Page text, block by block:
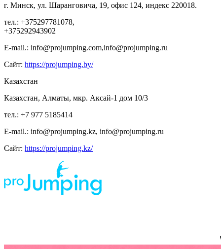
г. Минск, ул. Шаранговича, 19, офис 124, индекс 220018.
тел.: +375297781078,
+375292943902
E-mail.: info@projumping.com,info@projumping.ru
Сайт: https://projumping.by/
Казахстан
Казахстан, Алматы, мкр. Аксай-1 дом 10/3
тел.: +7 977 5185414
E-mail.: info@projumping.kz, info@projumping.ru
Сайт: https://projumping.kz/